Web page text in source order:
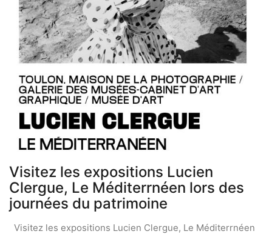
Visitez les expositions Lucien
Clergue, Le Méditerrnéen lors des
journées du patrimoine
Visitez les expositions Lucien Clergue, Le Méditerrnéen